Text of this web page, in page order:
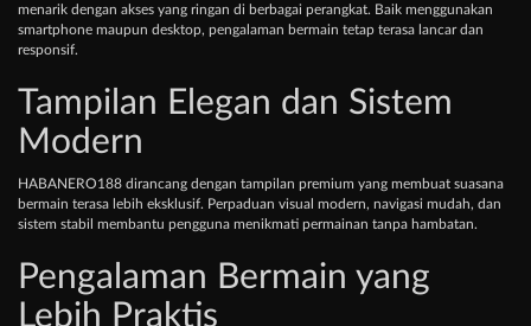
menarik dengan akses yang ringan di berbagai perangkat. Baik menggunakan
smartphone maupun desktop, pengalaman bermain tetap terasa lancar dan
responsif.
Tampilan Elegan dan Sistem
Modern
HABANERO188 dirancang dengan tampilan premium yang membuat suasana
bermain terasa lebih eksklusif. Perpaduan visual modern, navigasi mudah, dan
sistem stabil membantu pengguna menikmati permainan tanpa hambatan.
Pengalaman Bermain yang
Lebih Praktis